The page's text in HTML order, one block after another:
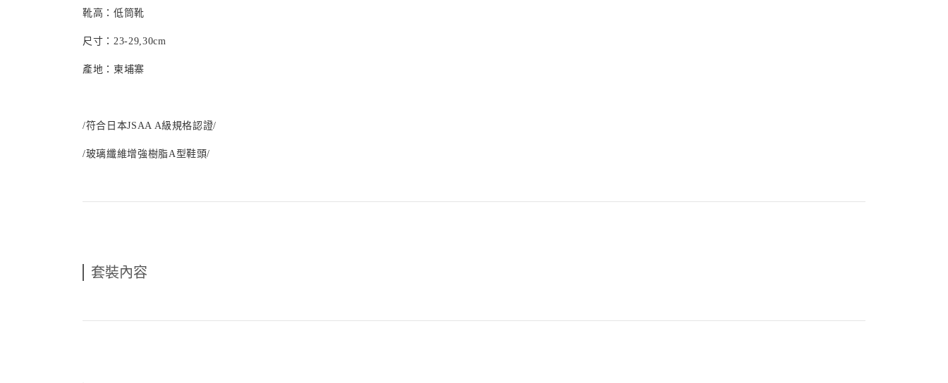
靴高：低筒靴
尺寸：23-29,30cm
產地：柬埔寨
/符合日本JSAA A級規格認證/
/玻璃纖維增強樹脂A型鞋頭/
套裝內容